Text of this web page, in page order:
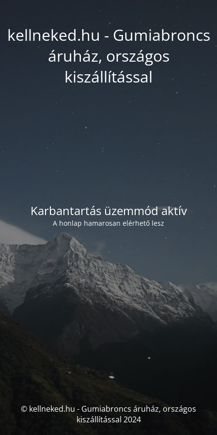
kellneked.hu - Gumiabroncs
áruház, országos
kiszállítással
Karbantartás üzemmód aktív
A honlap hamarosan elérhető lesz
© kellneked.hu - Gumiabroncs áruház, országos
kiszállítással 2024